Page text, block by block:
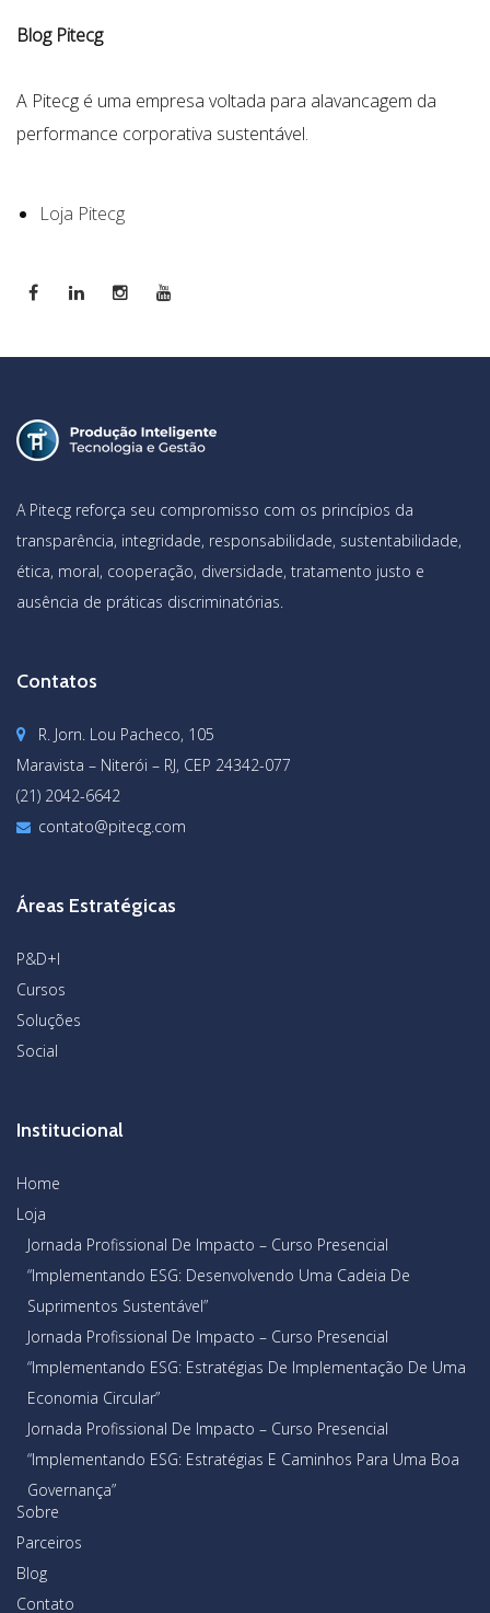
Blog Pitecg
A Pitecg é uma empresa voltada para alavancagem da
performance corporativa sustentável.
Loja Pitecg
A Pitecg reforça seu compromisso com os princípios da
transparência, integridade, responsabilidade, sustentabilidade,
ética, moral, cooperação, diversidade, tratamento justo e
ausência de práticas discriminatórias.
Contatos
R. Jorn. Lou Pacheco, 105
Maravista – Niterói – RJ, CEP 24342-077
(21) 2042-6642
contato@pitecg.com
Áreas Estratégicas
P&D+I
Cursos
Soluções
Social
Institucional
Home
Loja
Jornada Profissional De Impacto – Curso Presencial
“Implementando ESG: Desenvolvendo Uma Cadeia De
Suprimentos Sustentável”
Jornada Profissional De Impacto – Curso Presencial
“Implementando ESG: Estratégias De Implementação De Uma
Economia Circular”
Jornada Profissional De Impacto – Curso Presencial
“Implementando ESG: Estratégias E Caminhos Para Uma Boa
Governança”
Sobre
Parceiros
Blog
Contato